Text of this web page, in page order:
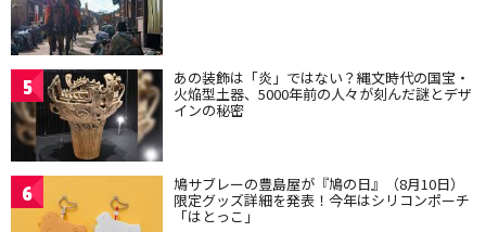
5 あの装飾は「炎」ではない？縄文時代の国宝・
火焔型土器、5000年前の人々が刻んだ謎とデザ
インの秘密
6 鳩サブレーの豊島屋が『鳩の日』（8月10日）
限定グッズ詳細を発表！今年はシリコンポーチ
「はとっこ」